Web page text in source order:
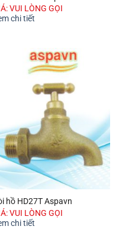
VUI LÒNG GỌI
chi tiết
hồ HD27T Aspavn
VUI LÒNG GỌI
chi tiết